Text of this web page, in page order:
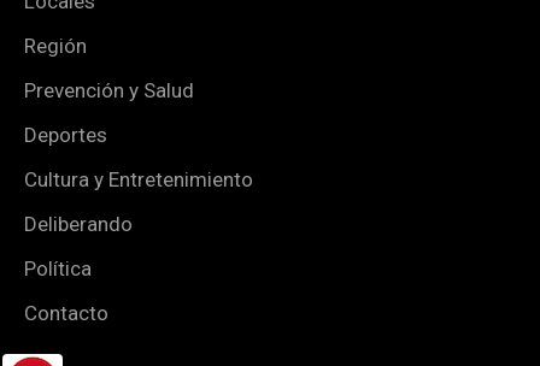
Región
Prevención y Salud
Deportes
Cultura y Entretenimiento
Deliberando
Política
Contacto